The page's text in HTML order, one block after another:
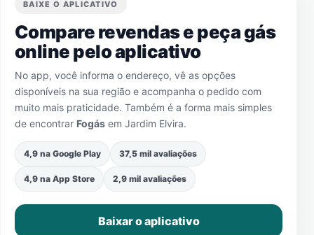
BAIXE O APLICATIVO
Compare revendas e peça gás
online pelo aplicativo
No app, você informa o endereço, vê as opções
disponíveis na sua região e acompanha o pedido com
muito mais praticidade. Também é a forma mais simples
de encontrar Fogás em Jardim Elvira.
4,9 na Google Play 37,5 mil avaliações
4,9 na App Store 2,9 mil avaliações
Baixar o aplicativo